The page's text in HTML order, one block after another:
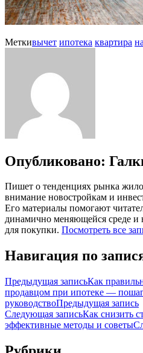
Меткивычет ипотека квартира
Опубликовано:
Пишет о тенденциях рынка
внимание новостройкам и
Его материалы помогают
динамично меняющейся среде и
для покупки. Посмотреть все
Навигация по
Предыдущая записьКак
продавцом при ипотеке —
руководствоПредыдущая запись
Следующая записьКак снизить
эффективные методы и советы